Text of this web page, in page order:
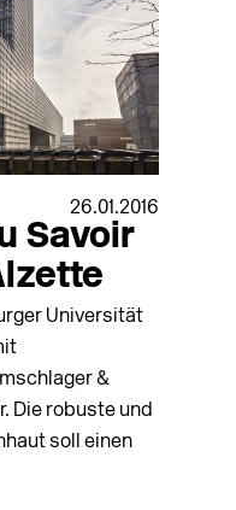
26.01.2016
Savoir
Universität
&
Die robuste und
soll einen